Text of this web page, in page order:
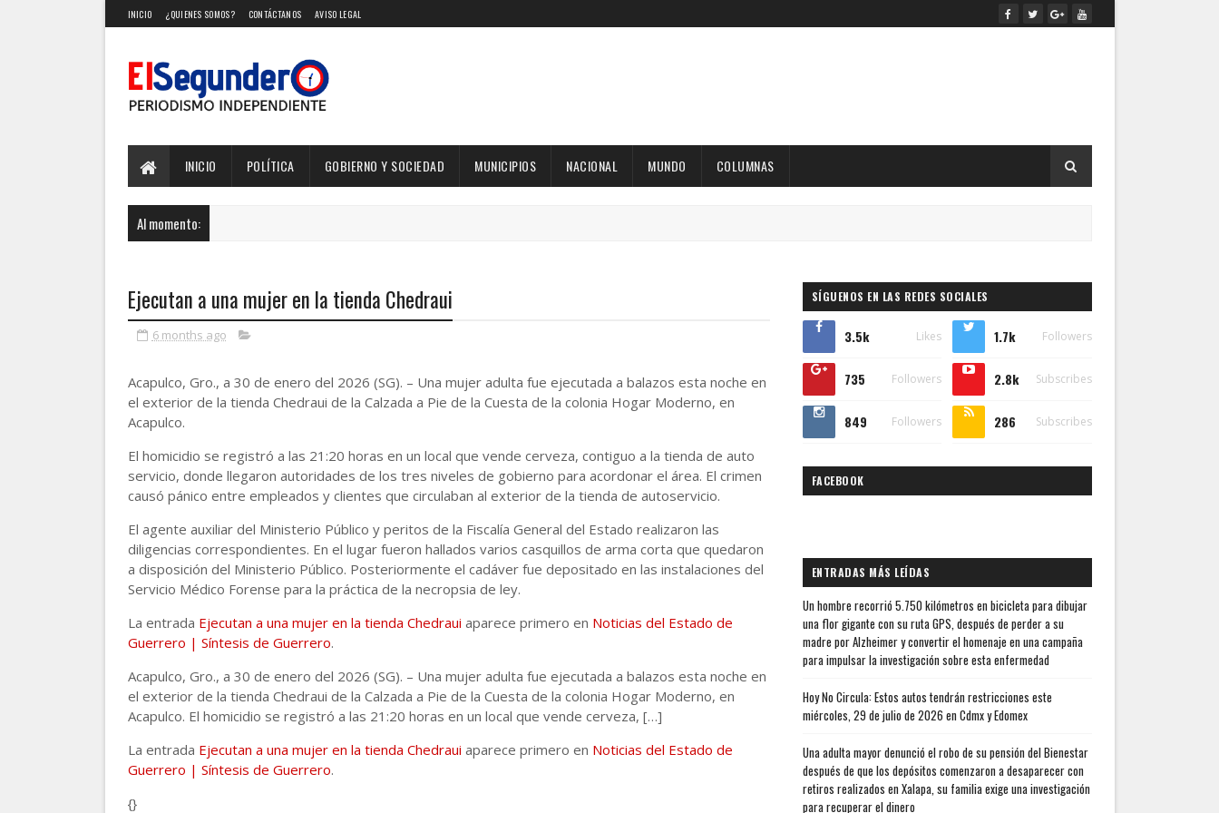
INICIO ¿QUIENES SOMOS? CONTÁCTANOS AVISO LEGAL
INICIO POLÍTICA GOBIERNO Y SOCIEDAD MUNICIPIOS NACIONAL MUNDO COLUMNAS
Al momento:
Ejecutan a una mujer en la tienda Chedraui
6 months ago
Acapulco, Gro., a 30 de enero del 2026 (SG). – Una mujer adulta fue ejecutada a balazos esta noche en
el exterior de la tienda Chedraui de la Calzada a Pie de la Cuesta de la colonia Hogar Moderno, en
Acapulco.
El homicidio se registró a las 21:20 horas en un local que vende cerveza, contiguo a la tienda de auto
servicio, donde llegaron autoridades de los tres niveles de gobierno para acordonar el área. El crimen
causó pánico entre empleados y clientes que circulaban al exterior de la tienda de autoservicio.
El agente auxiliar del Ministerio Público y peritos de la Fiscalía General del Estado realizaron las
diligencias correspondientes. En el lugar fueron hallados varios casquillos de arma corta que quedaron
a disposición del Ministerio Público. Posteriormente el cadáver fue depositado en las instalaciones del
Servicio Médico Forense para la práctica de la necropsia de ley.
La entrada Ejecutan a una mujer en la tienda Chedraui aparece primero en Noticias del Estado de
Guerrero | Síntesis de Guerrero.
Acapulco, Gro., a 30 de enero del 2026 (SG). – Una mujer adulta fue ejecutada a balazos esta noche en
el exterior de la tienda Chedraui de la Calzada a Pie de la Cuesta de la colonia Hogar Moderno, en
Acapulco. El homicidio se registró a las 21:20 horas en un local que vende cerveza, […]
La entrada Ejecutan a una mujer en la tienda Chedraui aparece primero en Noticias del Estado de
Guerrero | Síntesis de Guerrero.
{}
SÍGUENOS EN LAS REDES SOCIALES
3.5k Likes 1.7k Followers
735 Followers 2.8k Subscribes
849 Followers 286 Subscribes
FACEBOOK
ENTRADAS MÁS LEÍDAS
Un hombre recorrió 5.750 kilómetros en bicicleta para dibujar
una flor gigante con su ruta GPS, después de perder a su
madre por Alzheimer y convertir el homenaje en una campaña
para impulsar la investigación sobre esta enfermedad
Hoy No Circula: Estos autos tendrán restricciones este
miércoles, 29 de julio de 2026 en Cdmx y Edomex
Una adulta mayor denunció el robo de su pensión del Bienestar
después de que los depósitos comenzaron a desaparecer con
retiros realizados en Xalapa, su familia exige una investigación
para recuperar el dinero